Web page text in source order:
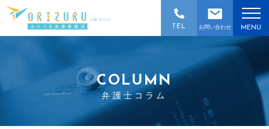
お問い合わせ
TEL MENU
COLUMN
弁護士コラム